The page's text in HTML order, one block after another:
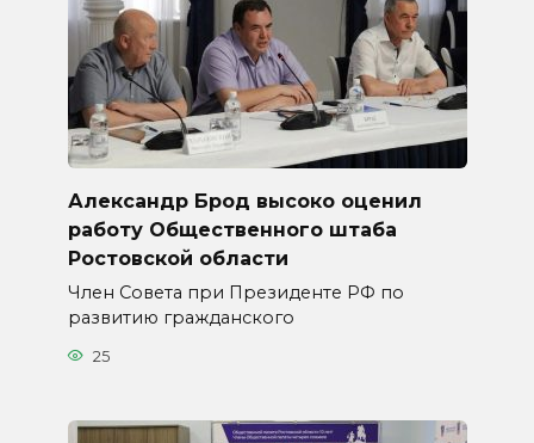
Александр Брод высоко оценил
работу Общественного штаба
Ростовской области
Член Совета при Президенте РФ по
развитию гражданского
25